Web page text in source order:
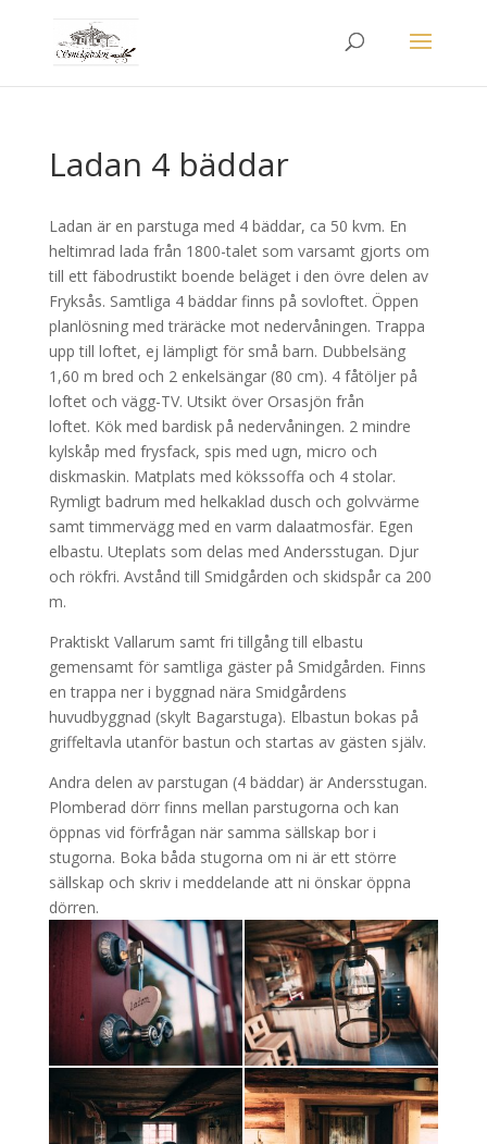
Ladan 4 bäddar
Ladan är en parstuga med 4 bäddar, ca 50 kvm. En
heltimrad lada från 1800-talet som varsamt gjorts om
till ett fäbodrustikt boende beläget i den övre delen av
Fryksås. Samtliga 4 bäddar finns på sovloftet. Öppen
planlösning med träräcke mot nedervåningen. Trappa
upp till loftet, ej lämpligt för små barn. Dubbelsäng
1,60 m bred och 2 enkelsängar (80 cm). 4 fåtöljer på
loftet och vägg-TV. Utsikt över Orsasjön från
loftet. Kök med bardisk på nedervåningen. 2 mindre
kylskåp med frysfack, spis med ugn, micro och
diskmaskin. Matplats med kökssoffa och 4 stolar.
Rymligt badrum med helkaklad dusch och golvvärme
samt timmervägg med en varm dalaatmosfär. Egen
elbastu. Uteplats som delas med Andersstugan. Djur
och rökfri. Avstånd till Smidgården och skidspår ca 200
m.
Praktiskt Vallarum samt fri tillgång till elbastu
gemensamt för samtliga gäster på Smidgården. Finns
en trappa ner i byggnad nära Smidgårdens
huvudbyggnad (skylt Bagarstuga). Elbastun bokas på
griffeltavla utanför bastun och startas av gästen själv.
Andra delen av parstugan (4 bäddar) är Andersstugan.
Plomberad dörr finns mellan parstugorna och kan
öppnas vid förfrågan när samma sällskap bor i
stugorna. Boka båda stugorna om ni är ett större
sällskap och skriv i meddelande att ni önskar öppna
dörren.